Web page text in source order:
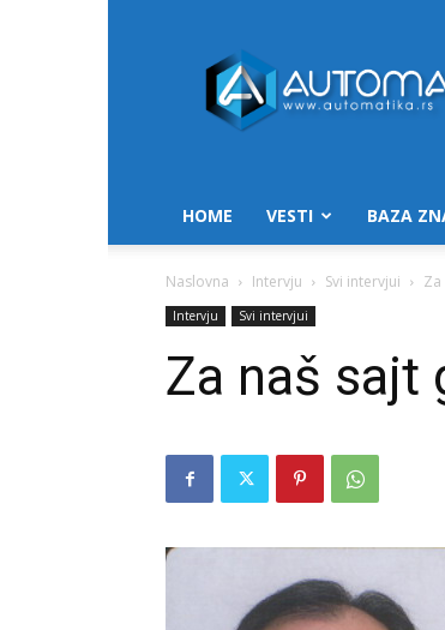
HOME VESTI BAZA
Naslovna Intervju Svi intervjui
Intervju Svi intervjui
Za naš sajt